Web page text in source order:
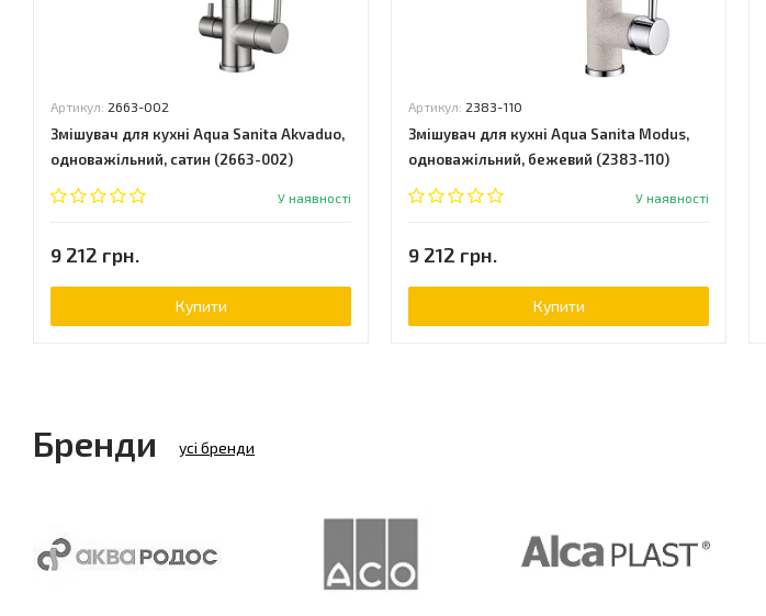
Артикул: 2663-002
Змішувач для кухні Aqua Sanita Akvaduo,
одноважільний, сатин (2663-002)
У наявності
9 212 грн.
Купити
Артикул: 2383-110
Змішувач для кухні Aqua Sanita Modus,
одноважільний, бежевий (2383-110)
У наявності
9 212 грн.
Купити
Бренди усі бренди